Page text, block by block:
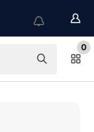
0